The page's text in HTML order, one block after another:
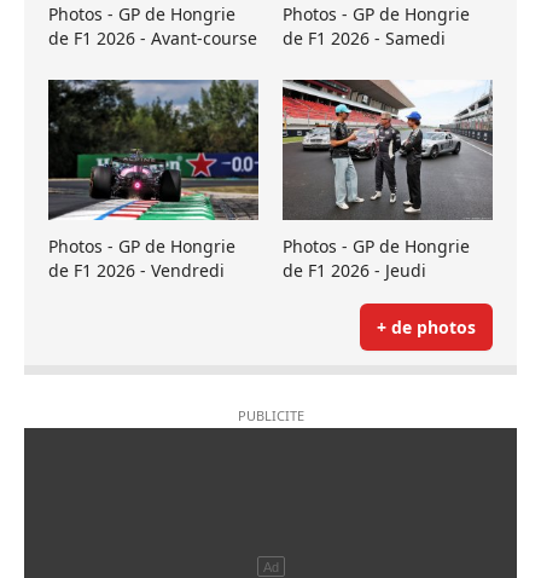
Photos - GP de Hongrie
de F1 2026 - Avant-course
Photos - GP de Hongrie
de F1 2026 - Samedi
Photos - GP de Hongrie
de F1 2026 - Vendredi
Photos - GP de Hongrie
de F1 2026 - Jeudi
+ de photos